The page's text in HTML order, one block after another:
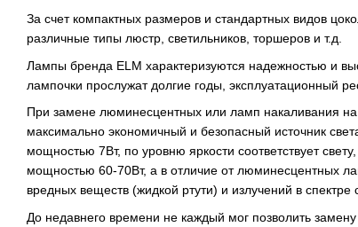
За счет компактных размеров и стандартных видов
различные типы люстр, светильников, торшеров и т.д.
Лампы бренда ELM характеризуются надежностью и
лампочки прослужат долгие годы, эксплуатационный
При замене люминесцентных или ламп накаливания
максимально экономичный и безопасный источник
мощностью 7Вт, по уровню яркости соответствует
мощностью 60-70Вт, а в отличие от люминесцентных
вредных веществ (жидкой ртути) и излучений в спектре
До недавнего времени не каждый мог позволить